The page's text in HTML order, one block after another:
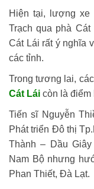
Hiện tại, lượng
Trạch qua phà
Cát Lái rất ý nghĩa
các tỉnh.
Trong tương lai,
Cát Lái còn là điểm
Tiến sĩ Nguyễn
Phát triển Đô thị
Thành – Dầu
Nam Bộ nhưng
Phan Thiết, Đà Lạt.